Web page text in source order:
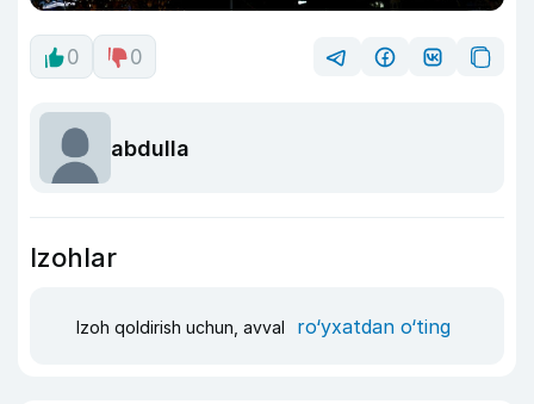
0 0
abdulla
Izohlar
Izoh qoldirish uchun, avval ro‘yxatdan o‘ting